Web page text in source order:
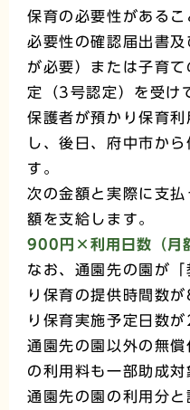
保育の必要性がある
必要性の確認届出書
が必要）または子育
定（3号認定）を受け
保護者が預かり保育
し、後日、府中市か
す。
次の金額と実際に支
額を支給します。
900円×利用日数 （
なお、通園先の園が
り保育の提供時間数
り保育実施予定日数
通園先の園以外の無
の利用料も一部助成対
通園先の園の利用分